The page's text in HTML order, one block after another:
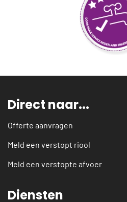
Direct naar...
Offerte aanvragen
Meld een verstopt riool
Meld een verstopte afvoer
Diensten